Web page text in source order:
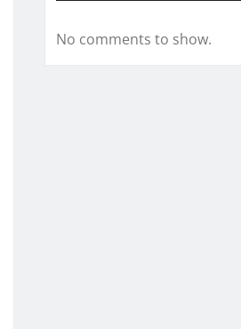
No comments to show.